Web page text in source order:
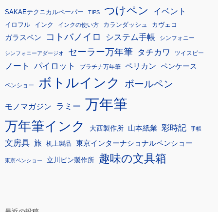
SAKAEテクニカルペーパー TIPS つけペン イベント
イロフル インク インクの使い方 カランダッシュ カヴェコ
ガラスペン コトバノイロ システム手帳 シンフォニー
シンフォニーアダージオ セーラー万年筆 タチカワ ツイスビー
ノート パイロット プラチナ万年筆 ペリカン ペンケース
ペンショー ボトルインク ボールペン
モノマガジン ラミー 万年筆
万年筆インク 大西製作所 山本紙業 彩時記 手帳
文房具 旅 机上製品 東京インターナショナルペンショー
東京ペンショー 立川ピン製作所 趣味の文具箱